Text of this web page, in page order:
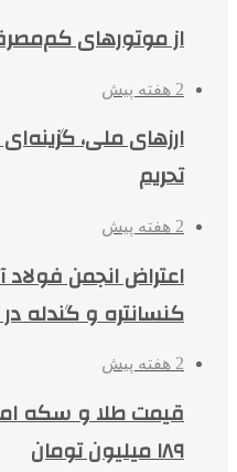
از موتورهای
2 هفته پیش
ارزهای ملی،
تحریم
2 هفته پیش
اعتراض انجمن
کنسانتره و گندله
2 هفته پیش
قیمت طلا و سکه
۱۸۹ میلیون تومان